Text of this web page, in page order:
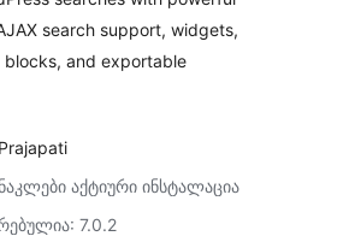
search support, widgets,
blocks, and exportable
აქტიური ინსტალაცია
7.0.2